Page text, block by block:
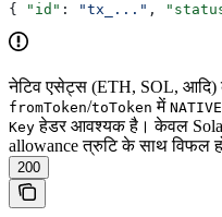
{ "id" : "tx_..." ,
नेटिव एसेट्स (ETH, SOL, आदि)
fromToken/toToken में NATIVE
Key हेडर आवश्यक है। केवल
allowance त्रुटि के साथ विफल
200